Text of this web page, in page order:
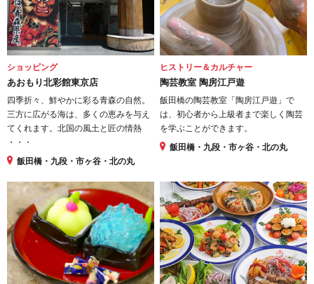
ショッピング
あおもり北彩館東京店
四季折々、鮮やかに彩る青森の自然。
三方に広がる海は、多くの恵みを与え
てくれます。北国の風土と匠の情熱
・・・
飯田橋・九段・市ヶ谷・北の丸
ヒストリー＆カルチャー
陶芸教室 陶房江戸遊
飯田橋の陶芸教室「陶房江戸遊」で
は、初心者から上級者まで楽しく陶芸
を学ぶことができます。
飯田橋・九段・市ヶ谷・北の丸